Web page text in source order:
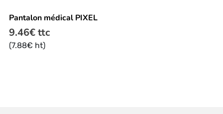
variations.
Les
options
Pantalon médical PIXEL
9.46€ttc
(7.88€ ht)